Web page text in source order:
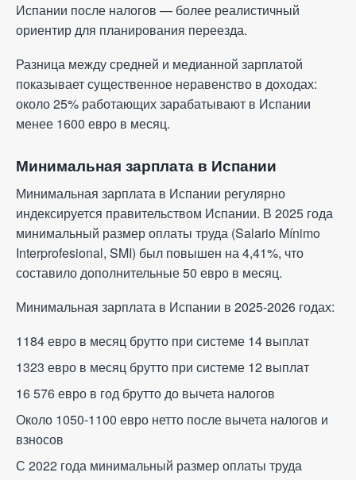
Испании после налогов — более реалистичный
ориентир для планирования переезда.
Разница между средней и медианной зарплатой
показывает существенное неравенство в доходах:
около 25% работающих зарабатывают в Испании
менее 1600 евро в месяц.
Минимальная зарплата в Испании
Минимальная зарплата в Испании регулярно
индексируется правительством Испании. В 2025 года
минимальный размер оплаты труда (Salario Mínimo
Interprofesional, SMI) был повышен на 4,41%, что
составило дополнительные 50 евро в месяц.
Минимальная зарплата в Испании в 2025-2026 годах:
1184 евро в месяц брутто при системе 14 выплат
1323 евро в месяц брутто при системе 12 выплат
16 576 евро в год брутто до вычета налогов
Около 1050-1100 евро нетто после вычета налогов и
взносов
С 2022 года минимальный размер оплаты труда